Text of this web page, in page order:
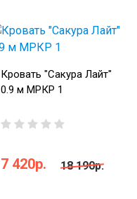
Кровать "Сакура Лайт"
0.9 м МРКР 1
7 420р. 18 190р.